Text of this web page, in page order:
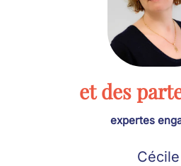
et des
expertes
Cécile